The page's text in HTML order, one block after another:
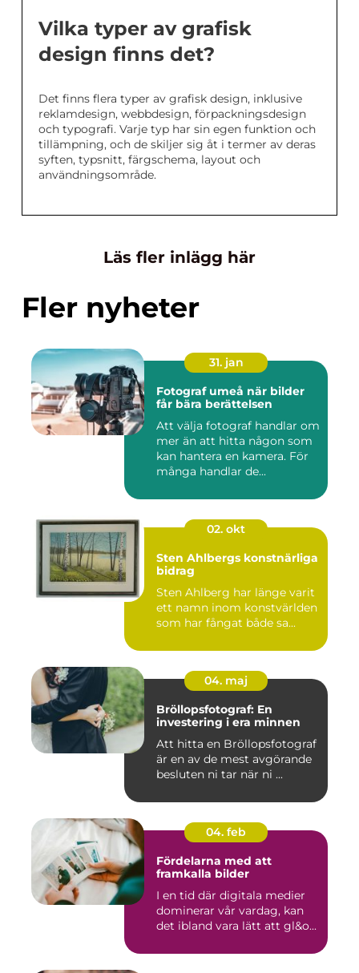
Vilka typer av grafisk
design finns det?
Det finns flera typer av grafisk design, inklusive
reklamdesign, webbdesign, förpackningsdesign
och typografi. Varje typ har sin egen funktion och
tillämpning, och de skiljer sig åt i termer av deras
syften, typsnitt, färgschema, layout och
användningsområde.
Läs fler inlägg här
Fler nyheter
31. jan
Fotograf umeå när bilder
får bära berättelsen
Att välja fotograf handlar om
mer än att hitta någon som
kan hantera en kamera. För
många handlar de...
02. okt
Sten Ahlbergs konstnärliga
bidrag
Sten Ahlberg har länge varit
ett namn inom konstvärlden
som har fångat både sa...
04. maj
Bröllopsfotograf: En
investering i era minnen
Att hitta en Bröllopsfotograf
är en av de mest avgörande
besluten ni tar när ni ...
04. feb
Fördelarna med att
framkalla bilder
I en tid där digitala medier
dominerar vår vardag, kan
det ibland vara lätt att gl&o...